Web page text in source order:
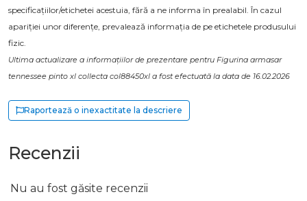
specificațiilor/etichetei acestuia, fără a ne informa în prealabil. În cazul
apariției unor diferențe, prevalează informația de pe etichetele produsului
fizic.
Ultima actualizare a informațiilor de prezentare pentru Figurina armasar
tennessee pinto xl collecta col88450xl a fost efectuată la data de 16.02.2026
Raportează o inexactitate la descriere
Recenzii
Nu au fost găsite recenzii